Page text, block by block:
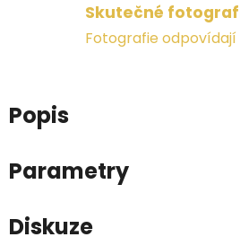
Skutečné
Fotografie odpovídají
Popis
Parametry
Diskuze